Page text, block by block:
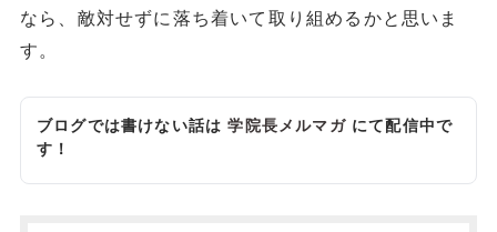
なら、敵対せずに落ち着いて取り組めるかと思いま
す。
ブログでは書けない話は学院長メルマガにて配信中で
す！